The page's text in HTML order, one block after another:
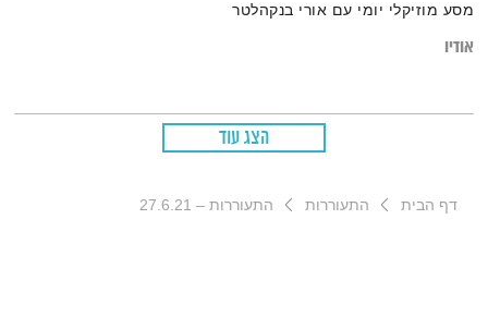
מסע מוזיקלי יומי עם אורי בנקהלטר
אודיו
הצג עוד
דף הבית התעוררות התעוררות – 27.6.21